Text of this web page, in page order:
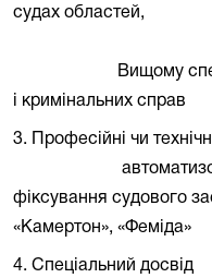
судах областей,
Вищому
і кримінальних справ
3. Професійні чи
фіксування судового
«Камертон», «Феміда»
4. Спеціальний досвід